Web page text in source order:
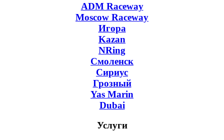
ADM Raceway
Moscow Raceway
Игора
Kazan
NRing
Смоленск
Сириус
Грозный
Yas Marin
Dubai
Услуги